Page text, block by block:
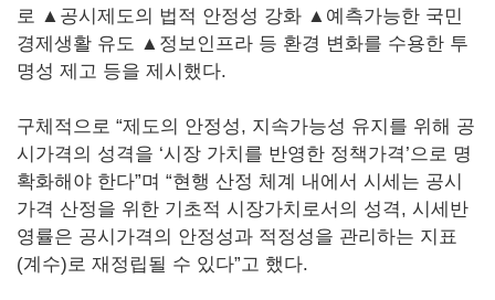
로 ▲공시제도의 법적 안정성 강화 ▲예측가능한 국민
경제생활 유도 ▲정보인프라 등 환경 변화를 수용한 투
명성 제고 등을 제시했다.
구체적으로 “제도의 안정성, 지속가능성 유지를 위해 공
시가격의 성격을 ‘시장 가치를 반영한 정책가격’으로 명
확화해야 한다”며 “현행 산정 체계 내에서 시세는 공시
가격 산정을 위한 기초적 시장가치로서의 성격, 시세반
영률은 공시가격의 안정성과 적정성을 관리하는 지표
(계수)로 재정립될 수 있다”고 했다.